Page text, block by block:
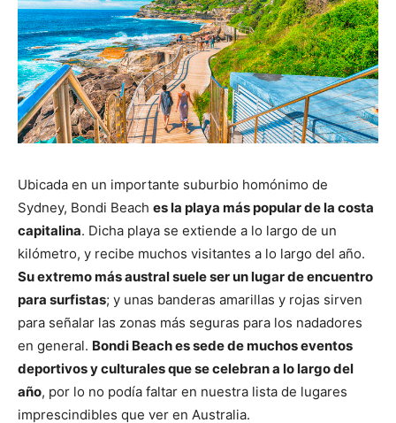
Ubicada en un importante suburbio homónimo de
Sydney, Bondi Beach es la playa más popular de la costa
capitalina. Dicha playa se extiende a lo largo de un
kilómetro, y recibe muchos visitantes a lo largo del año.
Su extremo más austral suele ser un lugar de encuentro
para surfistas; y unas banderas amarillas y rojas sirven
para señalar las zonas más seguras para los nadadores
en general. Bondi Beach es sede de muchos eventos
deportivos y culturales que se celebran a lo largo del
año, por lo no podía faltar en nuestra lista de lugares
imprescindibles que ver en Australia.